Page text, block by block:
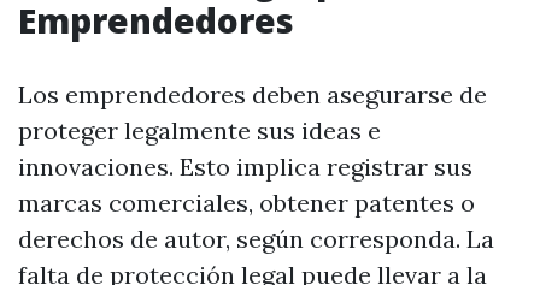
Emprendedores
Los emprendedores deben asegurarse de
proteger legalmente sus ideas e
innovaciones. Esto implica registrar sus
marcas comerciales, obtener patentes o
derechos de autor, según corresponda. La
falta de protección legal puede llevar a la